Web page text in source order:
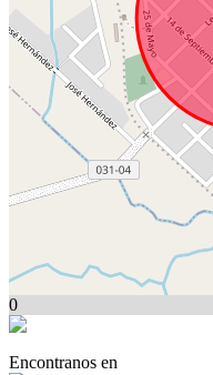
0
Encontranos en